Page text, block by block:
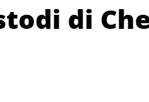
di